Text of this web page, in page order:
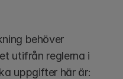
behöver
utifrån reglerna i
uppgifter här är: